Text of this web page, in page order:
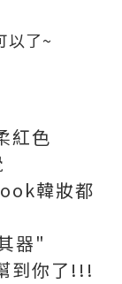
以了~
紅色
韓妝都
器"
到你了!!!